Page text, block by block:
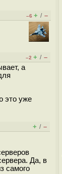
–6 + / –
–2 + / –
а
это уже
+ / –
Да, в
самого